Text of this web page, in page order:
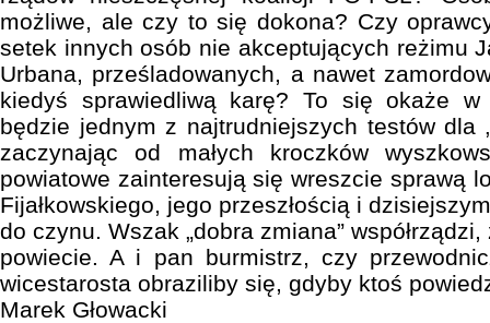
możliwe, ale czy to się dokona? Czy
setek innych osób nie akceptujących reżimu
Urbana, prześladowanych, a nawet
kiedyś sprawiedliwą karę? To się okaże w
będzie jednym z najtrudniejszych testów dla
zaczynając od małych kroczków
powiatowe zainteresują się wreszcie sprawą
Fijałkowskiego, jego przeszłością i
do czynu. Wszak „dobra zmiana”
powiecie. A i pan burmistrz, czy
wicestarosta obraziliby się, gdyby ktoś
Marek Głowacki